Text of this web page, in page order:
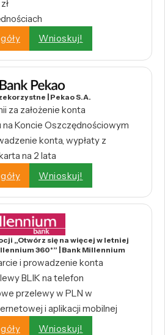
Wnioskuj!
| Pekao S.A.
za założenie konta
na Koncie Oszczędnościowym
konta, wypłaty z
na 2 lata
Wnioskuj!
„Otwórz się na więcej w letniej
360°” | Bank Millennium
i prowadzenie konta
BLIK na telefon
przelewy w PLN w
i aplikacji mobilnej
Wnioskuj!